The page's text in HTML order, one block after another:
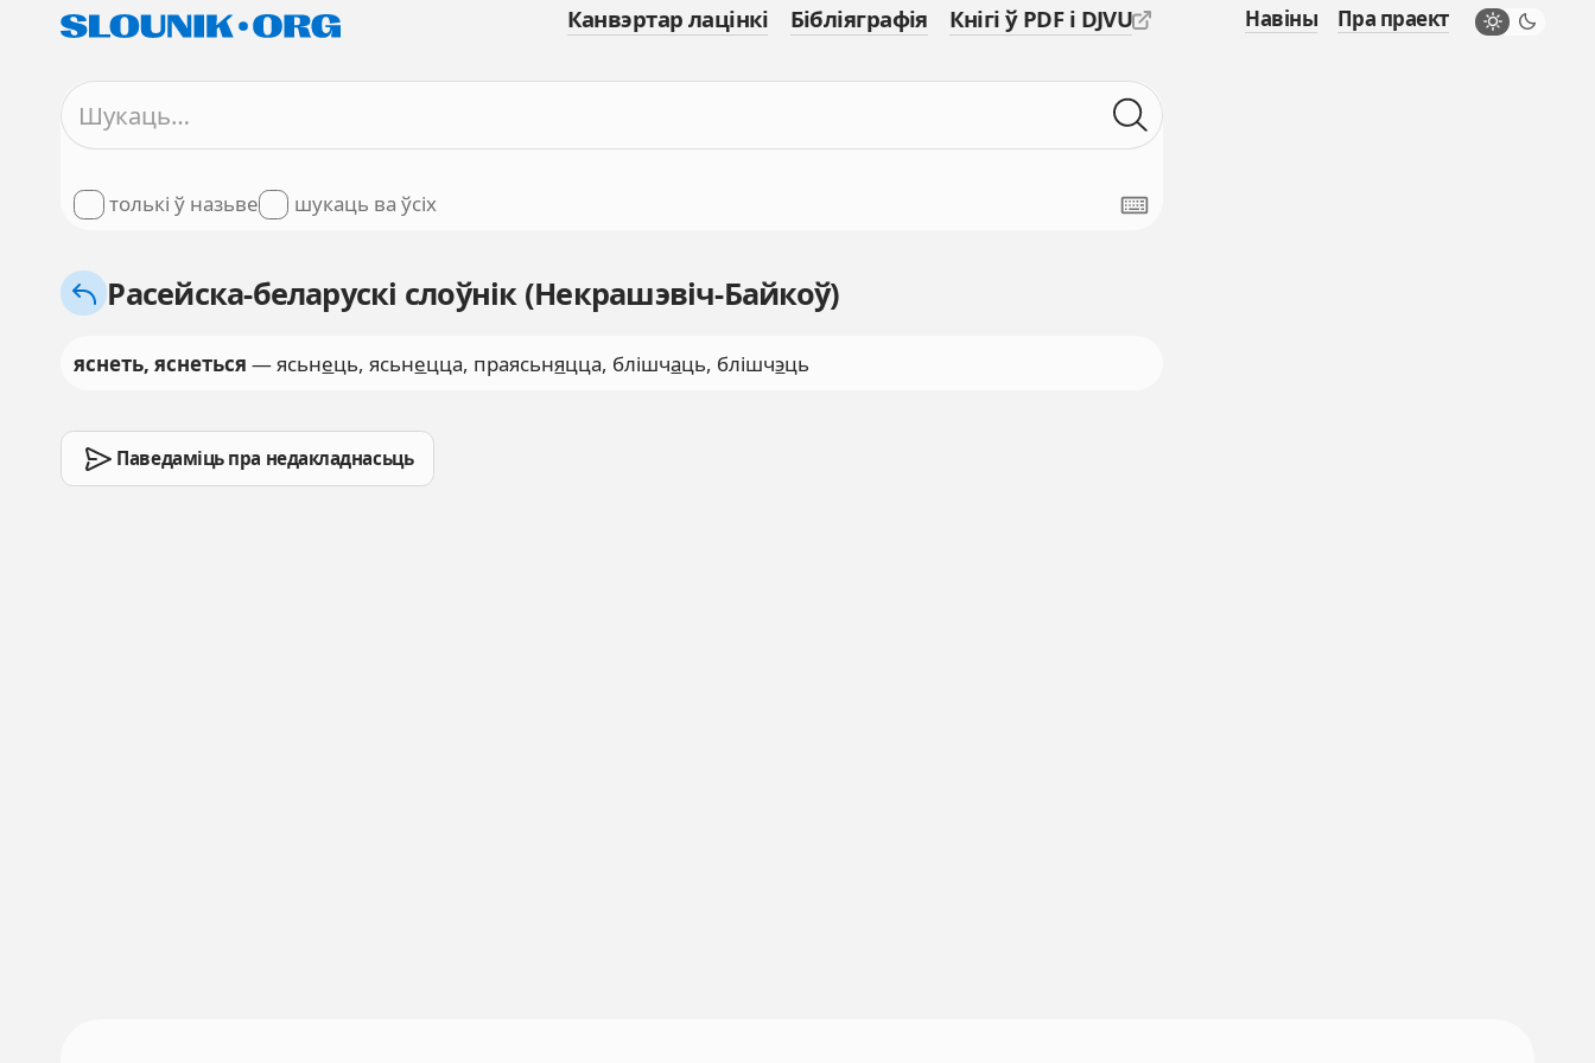
Канвэртар лацінкі Бібліяграфія Кнігі ў PDF і DJVU Навіны Пра праект
толькі ў назьве шукаць ва ўсіх
Расейска-беларускі слоўнік (Некрашэвіч-Байкоў)
яснеть, яснеться — ясьнець, ясьнецца, праясьняцца, блішчаць, блішчэць
Паведаміць пра недакладнасьць